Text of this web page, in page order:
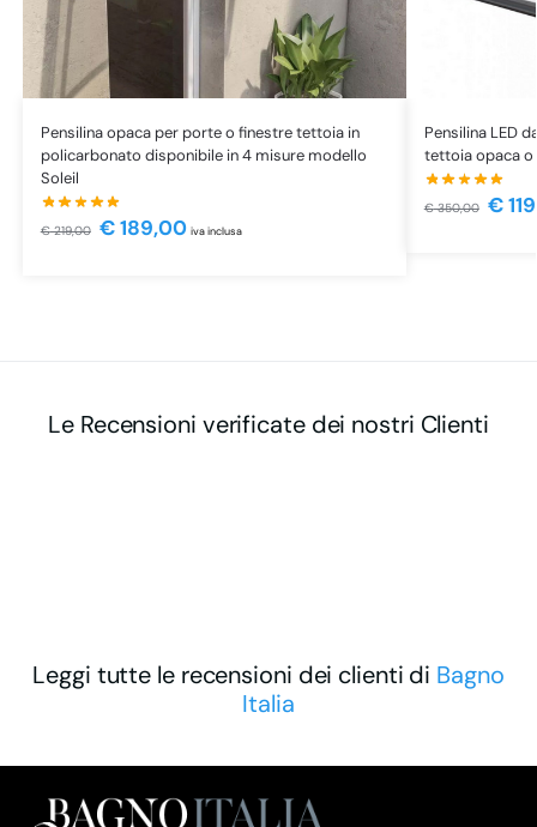
Pensilina opaca per porte o finestre tettoia in
policarbonato disponibile in 4 misure modello
Soleil
€219,00 €189,00 iva inclusa
Pensilina LED
tettoia opaca
€350,00 €
Le Recensioni verificate dei nostri Clienti
Leggi tutte le recensioni dei clienti di Bagno
Italia